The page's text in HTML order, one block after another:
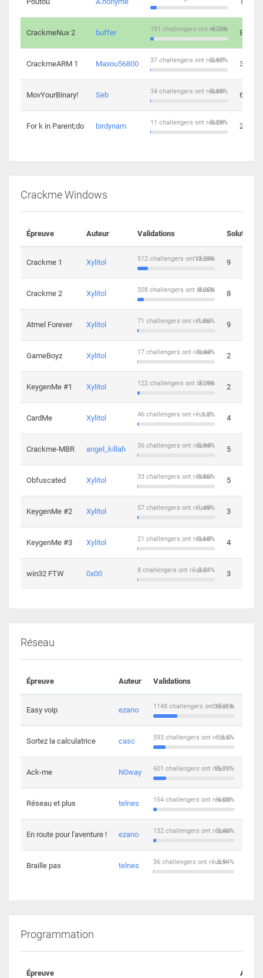
CrackmeNux 2 buffer 4.73%
181 challengers ont réussi 8
CrackmeARM 1 Maxou56800 0.97%
37 challengers ont réussi 3
MovYourBinary! Seb 0.89%
34 challengers ont réussi 6
For k in Parent;do birdynam 0.29%
11 challengers ont réussi 2
Crackme Windows
Épreuve Auteur Validations Solutions
Crackme 1 Xylitol 13.39%
512 challengers ont réussi 9
Crackme 2 Xylitol 8.05%
308 challengers ont réussi 8
Atmel Forever Xylitol 1.86%
71 challengers ont réussi 9
GameBoyz Xylitol 0.44%
17 challengers ont réussi 2
KeygenMe #1 Xylitol 3.19%
122 challengers ont réussi 2
CardMe Xylitol 1.2%
46 challengers ont réussi 4
Crackme-MBR angel_killah 0.94%
36 challengers ont réussi 5
Obfuscated Xylitol 0.86%
33 challengers ont réussi 5
KeygenMe #2 Xylitol 1.49%
57 challengers ont réussi 3
KeygenMe #3 Xylitol 0.68%
21 challengers ont réussi 4
win32 FTW 0x00 0.24%
8 challengers ont réussi 3
Réseau
Épreuve Auteur Validations
Easy voip ezano 30.01%
1148 challengers ont réussi
Sortez la calculatrice casc 15.5%
593 challengers ont réussi
Ack-me N0way 15.71%
601 challengers ont réussi
Réseau et plus telnes 4.03%
154 challengers ont réussi
En route pour l'aventure ! ezano 3.46%
132 challengers ont réussi
Braille pas telnes 0.94%
36 challengers ont réussi
Programmation
Épreuve Auteur